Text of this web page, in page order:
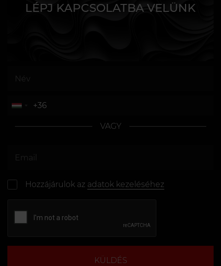
LÉPJ KAPCSOLATBA VELÜNK
VAGY
Hozzájárulok az adatok kezeléséhez
KÜLDÉS